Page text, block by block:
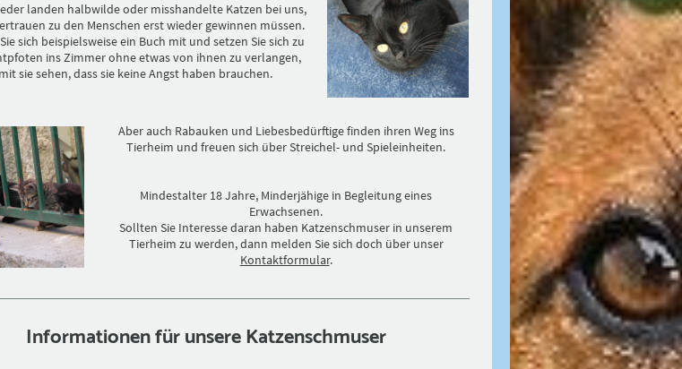
landen halbwilde oder misshandelte Katzen bei uns,
zu den Menschen erst wieder gewinnen müssen.
sich beispielsweise ein Buch mit und setzen Sie sich zu
ins Zimmer ohne etwas von ihnen zu verlangen,
sie sehen, dass sie keine Angst haben brauchen.
Aber auch Rabauken und Liebesbedürftige finden ihren Weg ins
Tierheim und freuen sich über Streichel- und Spieleinheiten.
Mindestalter 18 Jahre, Minderjähige in Begleitung eines
Erwachsenen.
Sollten Sie Interesse daran haben Katzenschmuser in unserem
Tierheim zu werden, dann melden Sie sich doch über unser
Kontaktformular.
Informationen für unsere Katzenschmuser